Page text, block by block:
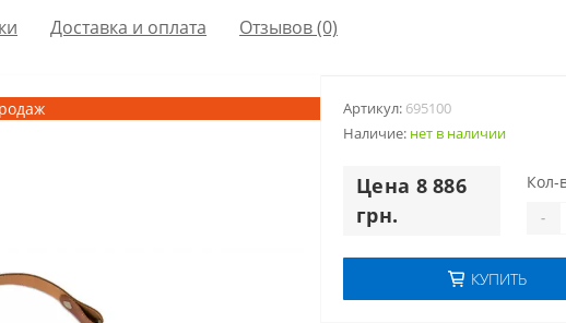
Доставка и оплата Отзывов (0)
Артикул: 695100
Наличие: нет в наличии
Цена 8 886
грн.
Кол-
-
КУПИТЬ